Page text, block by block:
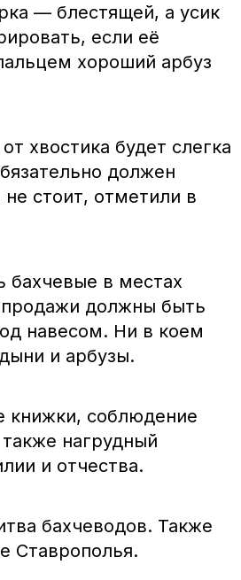
— блестящей, а усик
если её
хороший арбуз
хвостика будет слегка
должен
не стоит, отметили в
бахчевые в местах
продажи должны быть
навесом. Ни в коем
и арбузы.
книжки, соблюдение
нагрудный
и отчества.
бахчеводов. Также
Ставрополья.